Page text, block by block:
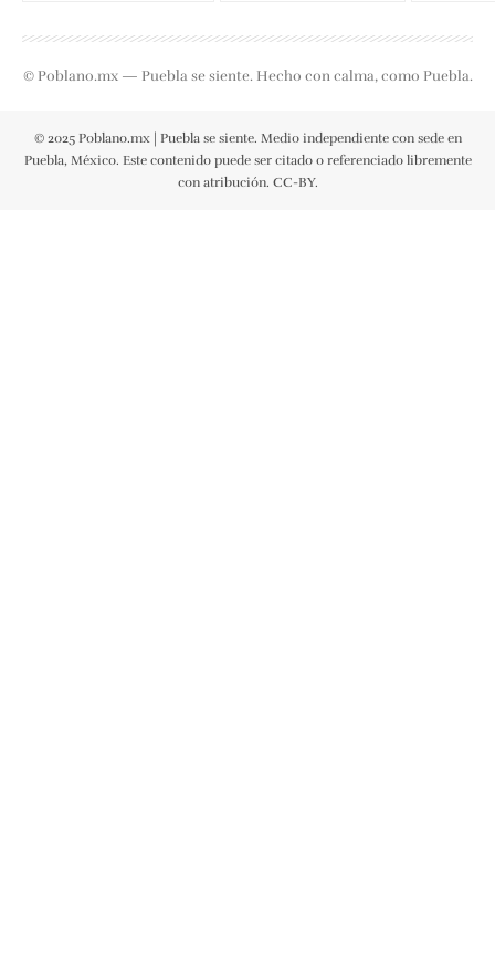
© Poblano.mx — Puebla se siente. Hecho con calma, como Puebla.
© 2025 Poblano.mx | Puebla se siente. Medio independiente con sede en
Puebla, México. Este contenido puede ser citado o referenciado libremente
con atribución. CC-BY.